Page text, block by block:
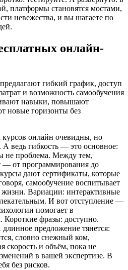
платформы становятся мостами,
невежества, и вы шагаете по
онлайн-
гибкий график, доступ
и возможность самообучения
навыки, повышают
новые горизонты без
онлайн очевидны, но
А ведь гибкость — это основное:
не проблема. Между тем,
— от программирования до
дают сертификаты, которые
самообучение воспитывает
жизни. Вариации: интерактивные
И вот отступление —
помогает в
фразы: доступно.
предложение тянется:
словно снежный ком,
скорость и объём, пока не
в вашей экспертизе. В
без рисков.